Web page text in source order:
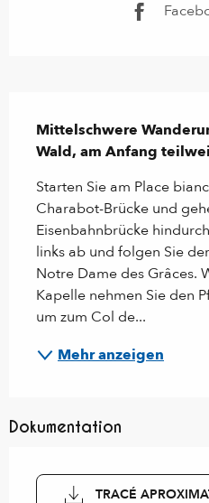
Mittelschwere
Wald, am Anfang
Starten Sie am Place
Charabot-Brücke und
Eisenbahnbrücke
links ab und folgen Sie
Notre Dame des Grâces.
Kapelle nehmen Sie den
um zum Col de...
Mehr anzeigen
Dokumentation
TRACÉ